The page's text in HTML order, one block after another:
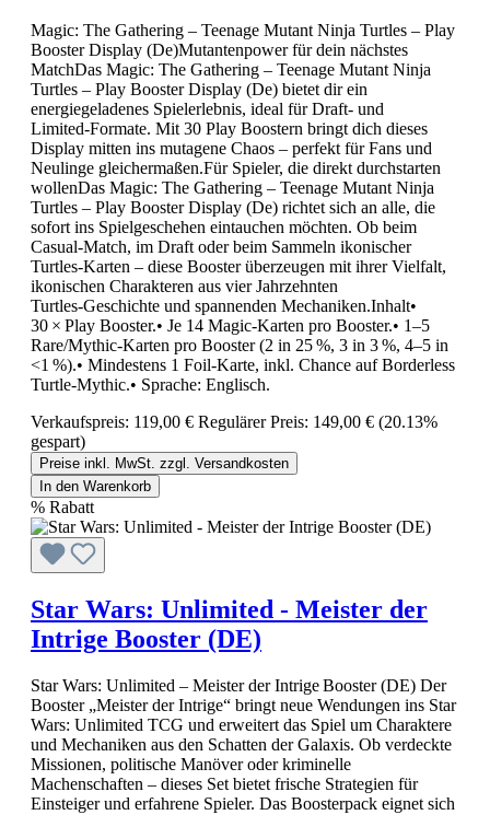
Magic: The Gathering – Teenage Mutant Ninja Turtles – Play
Booster Display (De)Mutantenpower für dein nächstes
MatchDas Magic: The Gathering – Teenage Mutant Ninja
Turtles – Play Booster Display (De) bietet dir ein
energiegeladenes Spielerlebnis, ideal für Draft‑ und
Limited‑Formate. Mit 30 Play Boostern bringt dich dieses
Display mitten ins mutagene Chaos – perfekt für Fans und
Neulinge gleichermaßen.Für Spieler, die direkt durchstarten
wollenDas Magic: The Gathering – Teenage Mutant Ninja
Turtles – Play Booster Display (De) richtet sich an alle, die
sofort ins Spielgeschehen eintauchen möchten. Ob beim
Casual‑Match, im Draft oder beim Sammeln ikonischer
Turtles‑Karten – diese Booster überzeugen mit ihrer Vielfalt,
ikonischen Charakteren aus vier Jahrzehnten
Turtles‑Geschichte und spannenden Mechaniken.Inhalt•
30 × Play Booster.• Je 14 Magic‑Karten pro Booster.• 1–5
Rare/Mythic‑Karten pro Booster (2 in 25 %, 3 in 3 %, 4–5 in
<1 %).• Mindestens 1 Foil‑Karte, inkl. Chance auf Borderless
Turtle‑Mythic.• Sprache: Englisch.
Verkaufspreis: 119,00 € Regulärer Preis: 149,00 € (20.13%
gespart)
Preise inkl. MwSt. zzgl. Versandkosten
In den Warenkorb
% Rabatt
Star Wars: Unlimited - Meister der
Intrige Booster (DE)
Star Wars: Unlimited – Meister der Intrige Booster (DE) Der
Booster „Meister der Intrige“ bringt neue Wendungen ins Star
Wars: Unlimited TCG und erweitert das Spiel um Charaktere
und Mechaniken aus den Schatten der Galaxis. Ob verdeckte
Missionen, politische Manöver oder kriminelle
Machenschaften – dieses Set bietet frische Strategien für
Einsteiger und erfahrene Spieler. Das Boosterpack eignet sich